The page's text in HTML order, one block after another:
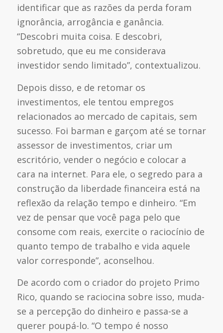
identificar que as razões da perda foram
ignorância, arrogância e ganância.
“Descobri muita coisa. E descobri,
sobretudo, que eu me considerava
investidor sendo limitado”, contextualizou.
Depois disso, e de retomar os
investimentos, ele tentou empregos
relacionados ao mercado de capitais, sem
sucesso. Foi barman e garçom até se tornar
assessor de investimentos, criar um
escritório, vender o negócio e colocar a
cara na internet. Para ele, o segredo para a
construção da liberdade financeira está na
reflexão da relação tempo e dinheiro. “Em
vez de pensar que você paga pelo que
consome com reais, exercite o raciocínio de
quanto tempo de trabalho e vida aquele
valor corresponde”, aconselhou.
De acordo com o criador do projeto Primo
Rico, quando se raciocina sobre isso, muda-
se a percepção do dinheiro e passa-se a
querer poupá-lo. “O tempo é nosso